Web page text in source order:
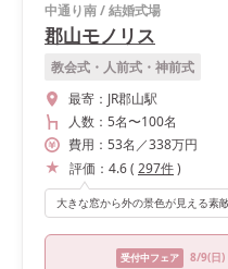
中通り南/結婚式場
郡山モノリス
教会式・人前式・神前式
最寄： JR郡山駅
人数： 5名〜100名
費用： 53名 ／338万円
評価： 4.6( 297件)
受付中フェア 8/9(日)